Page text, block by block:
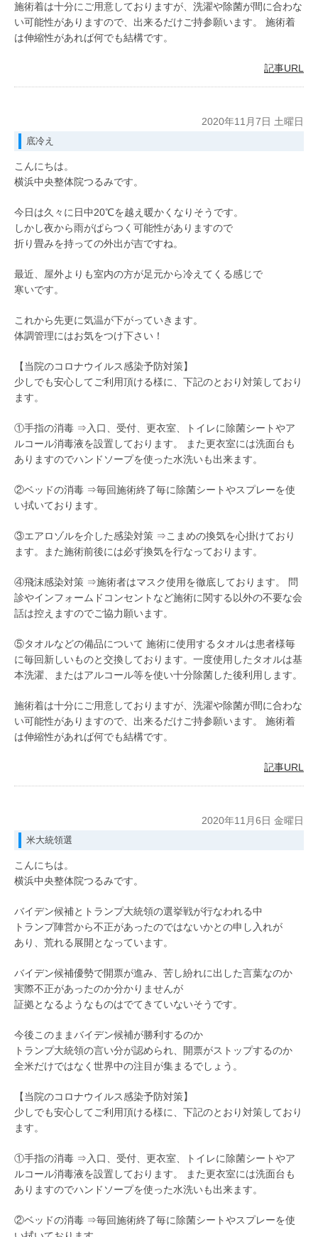
施術着は十分にご用意しておりますが、洗濯や除菌が間に合わな
い可能性がありますので、出来るだけご持参願います。 施術着
は伸縮性があれば何でも結構です。
記事URL
2020年11月7日 土曜日
底冷え
こんにちは。
横浜中央整体院つるみです。
今日は久々に日中20℃を越え暖かくなりそうです。
しかし夜から雨がぱらつく可能性がありますので
折り畳みを持っての外出が吉ですね。
最近、屋外よりも室内の方が足元から冷えてくる感じで
寒いです。
これから先更に気温が下がっていきます。
体調管理にはお気をつけ下さい！
【当院のコロナウイルス感染予防対策】
少しでも安心してご利用頂ける様に、下記のとおり対策しており
ます。
①手指の消毒 ⇒入口、受付、更衣室、トイレに除菌シートやア
ルコール消毒液を設置しております。 また更衣室には洗面台も
ありますのでハンドソープを使った水洗いも出来ます。
②ベッドの消毒 ⇒毎回施術終了毎に除菌シートやスプレーを使
い拭いております。
③エアロゾルを介した感染対策 ⇒こまめの換気を心掛けており
ます。また施術前後には必ず換気を行なっております。
④飛沫感染対策 ⇒施術者はマスク使用を徹底しております。 問
診やインフォームドコンセントなど施術に関する以外の不要な会
話は控えますのでご協力願います。
⑤タオルなどの備品について 施術に使用するタオルは患者様毎
に毎回新しいものと交換しております。一度使用したタオルは基
本洗濯、またはアルコール等を使い十分除菌した後利用します。
施術着は十分にご用意しておりますが、洗濯や除菌が間に合わな
い可能性がありますので、出来るだけご持参願います。 施術着
は伸縮性があれば何でも結構です。
記事URL
2020年11月6日 金曜日
米大統領選
こんにちは。
横浜中央整体院つるみです。
バイデン候補とトランプ大統領の選挙戦が行なわれる中
トランプ陣営から不正があったのではないかとの申し入れが
あり、荒れる展開となっています。
バイデン候補優勢で開票が進み、苦し紛れに出した言葉なのか
実際不正があったのか分かりませんが
証拠となるようなものはでてきていないそうです。
今後このままバイデン候補が勝利するのか
トランプ大統領の言い分が認められ、開票がストップするのか
全米だけではなく世界中の注目が集まるでしょう。
【当院のコロナウイルス感染予防対策】
少しでも安心してご利用頂ける様に、下記のとおり対策しており
ます。
①手指の消毒 ⇒入口、受付、更衣室、トイレに除菌シートやア
ルコール消毒液を設置しております。 また更衣室には洗面台も
ありますのでハンドソープを使った水洗いも出来ます。
②ベッドの消毒 ⇒毎回施術終了毎に除菌シートやスプレーを使